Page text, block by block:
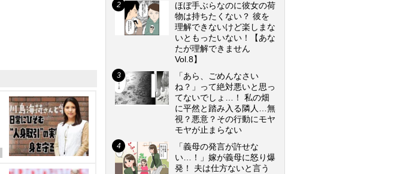
ほぼ手ぶらなのに彼女の荷
物は持ちたくない？ 彼を
理解できないけど楽しまな
いともったいない！【あな
たが理解できません
Vol.8】
「あら、ごめんなさい
ね？」って絶対悪いと思っ
てないでしょ…！ 私の畑
に平然と踏み入る隣人…無
視？悪意？その行動にモヤ
モヤが止まらない
「義母の発言が許せな
い…！」嫁が義母に怒り爆
発！ 夫は仕方ないと言う